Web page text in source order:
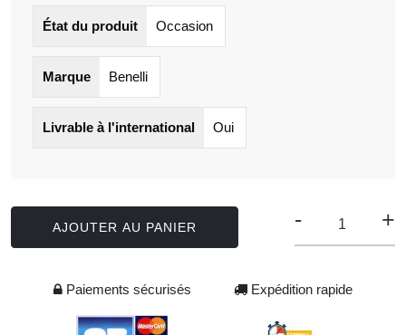
État du produit Occasion
Marque Benelli
Livrable à l'international Oui
AJOUTER AU PANIER - +
Paiements sécurisés Expédition rapide